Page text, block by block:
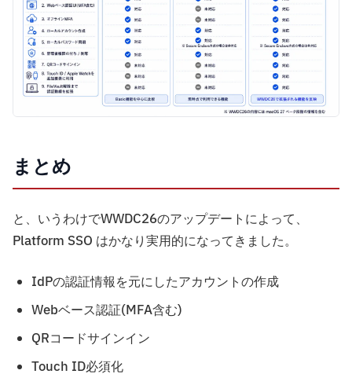
まとめ
と、いうわけでWWDC26のアップデートによって、
Platform SSO はかなり実用的になってきました。
IdPの認証情報を元にしたアカウントの作成
Webベース認証(MFA含む)
QRコードサインイン
Touch ID必須化